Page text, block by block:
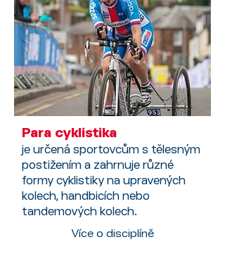
Para cyklistika
je určená sportovcům s tělesným
postižením a zahrnuje různé
formy cyklistiky na upravených
kolech, handbicích nebo
tandemových kolech.
Více o disciplíně